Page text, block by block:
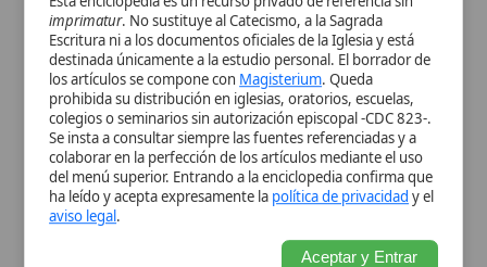
competencias del obispo y
de las conferencias
episcopales
La configuración de los
espacios litúrgicos
Lugar de la IGMR en la
celebración eucarística
aviso legal.
Aceptar y Entrar